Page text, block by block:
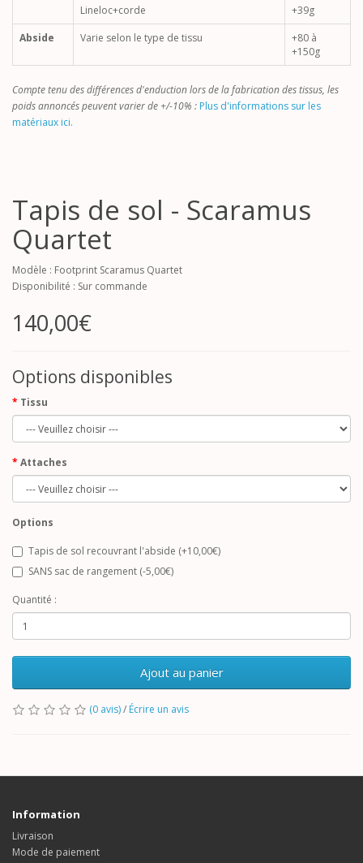
Lineloc+corde
+39g
Abside
Varie selon le type de tissu
+80 à
+150g
Compte tenu des différences d'enduction lors de la fabrication des tissus, les
poids annoncés peuvent varier de +/-10% : Plus d'informations sur les
matériaux ici.
Tapis de sol - Scaramus
Quartet
Modèle : Footprint Scaramus Quartet
Disponibilité : Sur commande
140,00€
Options disponibles
Tissu
Attaches
Options
Tapis de sol recouvrant l'abside (+10,00€)
SANS sac de rangement (-5,00€)
Quantité :
Ajout au panier
(0 avis)/ Écrire un avis
Information
Livraison
Mode de paiement